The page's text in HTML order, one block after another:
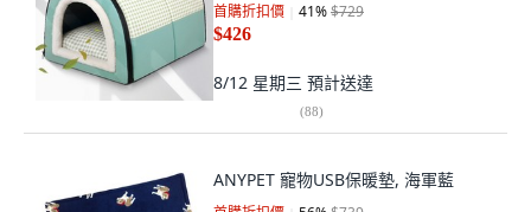
首購折扣價 41%$729
$426
8/12 星期三 預計送達
(88)
ANYPET 寵物USB保暖墊, 海軍藍